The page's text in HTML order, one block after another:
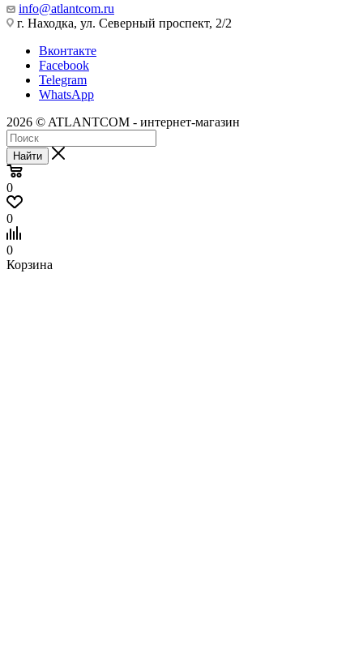
info@atlantcom.ru
г. Находка, ул. Северный проспект, 2/2
Вконтакте
Facebook
Telegram
WhatsApp
2026 © ATLANTCOM - интернет-магазин
Найти
0
0
0
Корзина